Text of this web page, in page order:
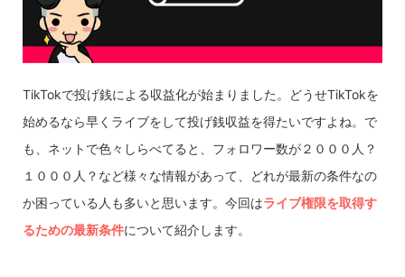
TikTokで投げ銭による収益化が始まりました。どうせTikTokを
始めるなら早くライブをして投げ銭収益を得たいですよね。で
も、ネットで色々しらべてると、フォロワー数が２０００人？
１０００人？など様々な情報があって、どれが最新の条件なの
か困っている人も多いと思います。今回はライブ権限を取得す
るための最新条件について紹介します。